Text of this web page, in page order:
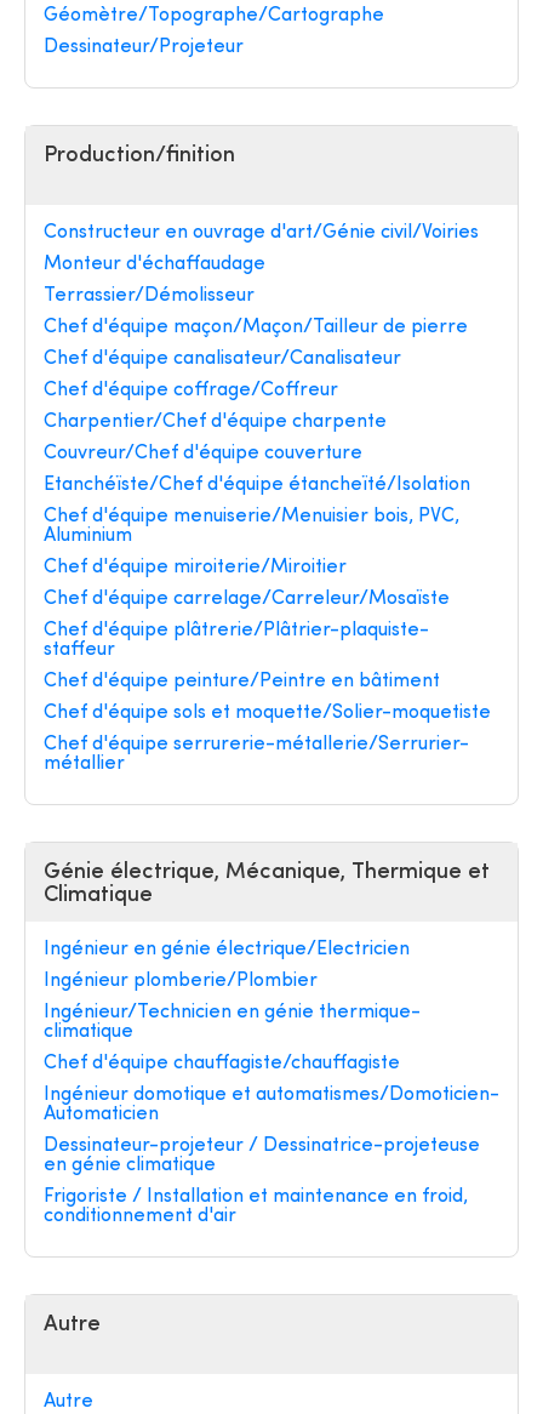
Géomètre/Topographe/Cartographe
Dessinateur/Projeteur
Production/finition
Constructeur en ouvrage d'art/Génie civil/Voiries
Monteur d'échaffaudage
Terrassier/Démolisseur
Chef d'équipe maçon/Maçon/Tailleur de pierre
Chef d'équipe canalisateur/Canalisateur
Chef d'équipe coffrage/Coffreur
Charpentier/Chef d'équipe charpente
Couvreur/Chef d'équipe couverture
Etanchéïste/Chef d'équipe étancheïté/Isolation
Chef d'équipe menuiserie/Menuisier bois, PVC,
Aluminium
Chef d'équipe miroiterie/Miroitier
Chef d'équipe carrelage/Carreleur/Mosaïste
Chef d'équipe plâtrerie/Plâtrier-plaquiste-
staffeur
Chef d'équipe peinture/Peintre en bâtiment
Chef d'équipe sols et moquette/Solier-moquetiste
Chef d'équipe serrurerie-métallerie/Serrurier-
métallier
Génie électrique, Mécanique, Thermique et
Climatique
Ingénieur en génie électrique/Electricien
Ingénieur plomberie/Plombier
Ingénieur/Technicien en génie thermique-
climatique
Chef d'équipe chauffagiste/chauffagiste
Ingénieur domotique et automatismes/Domoticien-
Automaticien
Dessinateur-projeteur / Dessinatrice-projeteuse
en génie climatique
Frigoriste / Installation et maintenance en froid,
conditionnement d'air
Autre
Autre